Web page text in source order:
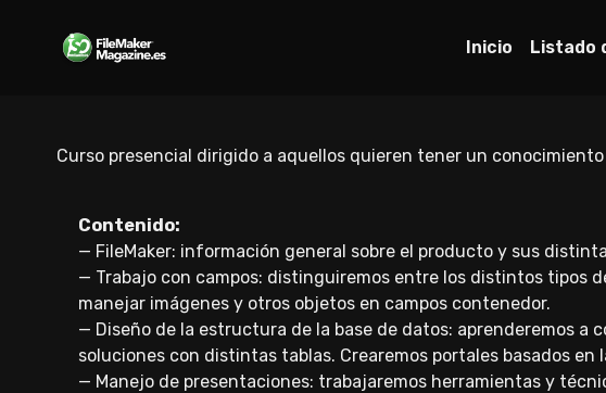
Inicio Listado
Curso presencial dirigido a aquellos quieren tener un
Contenido:
— FileMaker: información general sobre el producto y sus
— Trabajo con campos: distinguiremos entre los distintos tipos
manejar imágenes y otros objetos en campos contenedor.
— Diseño de la estructura de la base de datos: aprenderemos
soluciones con distintas tablas. Crearemos portales basados
— Manejo de presentaciones: trabajaremos herramientas y